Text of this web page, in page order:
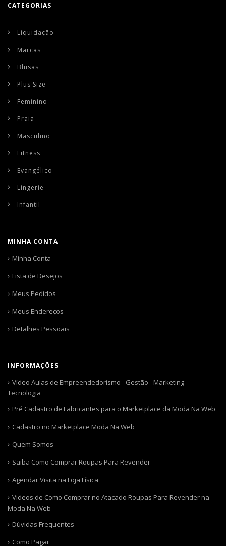
CATEGORIAS
Liquidação
Marcas
Blusas
Plus Size
Feminino
Praia
Masculino
Fitness
Evangélico
Lingerie
Infantil
MINHA CONTA
Minha Conta
Lista de Desejos
Meus Pedidos
Meus Endereços
Detalhes Pessoais
INFORMAÇÕES
Vídeo Aulas de Empreendedorismo - Gestão - Marketing -
Tecnologia
Pré Cadastro de Fabricantes para o Marketplace da Moda Na Web
Cadastro no Marketplace Moda Na Web
Quem Somos
Saiba Como Comprar Roupas Para Revender
Agendar Visita na Loja Física
Videos de Como Comprar no Atacado Roupas Para Revender na
Moda Na Web
Dúvidas Frequentes
Como Pagar